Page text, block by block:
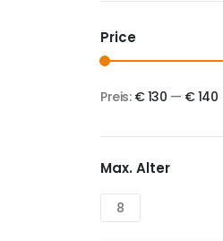
Price
Preis: € 130 — € 140
Max. Alter
8